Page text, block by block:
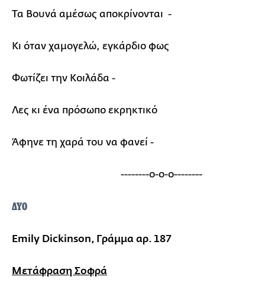
Τα Βουνά αμέσως αποκρίνονται -
Κι όταν χαμογελώ, εγκάρδιο φως
Φωτίζει την Κοιλάδα -
Λες κι ένα πρόσωπο εκρηκτικό
Άφηνε τη χαρά του να φανεί -
--------ο-ο-ο--------
ΔΥΟ
Emily Dickinson, Γράμμα αρ. 187
Μετάφραση Σοφρά